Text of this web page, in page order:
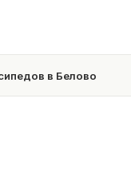
в Белово